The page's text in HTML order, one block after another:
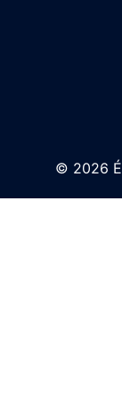
© 2026